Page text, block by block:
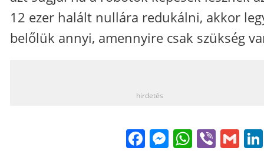
12 ezer halált nullára redukálni, akkor
belőlük annyi, amennyire csak szükség
hirdetés
FacebookViber